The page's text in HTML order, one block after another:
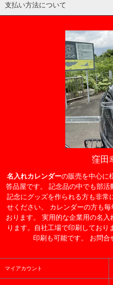
支払い方法について
窪田
名入れカレンダーの販売を中心に
答品屋です。 記念品の中でも部
記念にグッズを作られる方も非常
せください。 カレンダーの方も
おります。 実用的な企業用の名
ります。自社工場で印刷しており
印刷も可能です。 お問合
マイアカウント